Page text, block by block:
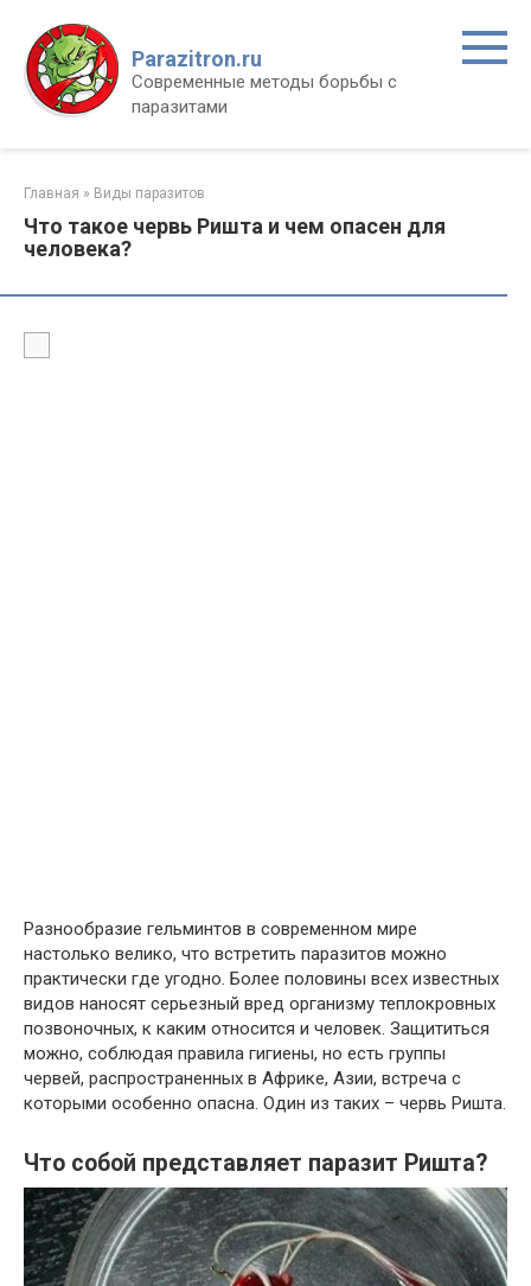
контенту
Parazitron.ru
Современные методы борьбы с
паразитами
Главная » Виды паразитов
Что такое червь Ришта и чем опасен для
человека?
Разнообразие гельминтов в современном мире
настолько велико, что встретить паразитов можно
практически где угодно. Более половины всех известных
видов наносят серьезный вред организму теплокровных
позвоночных, к каким относится и человек. Защититься
можно, соблюдая правила гигиены, но есть группы
червей, распространенных в Африке, Азии, встреча с
которыми особенно опасна. Один из таких – червь Ришта.
Что собой представляет паразит Ришта?